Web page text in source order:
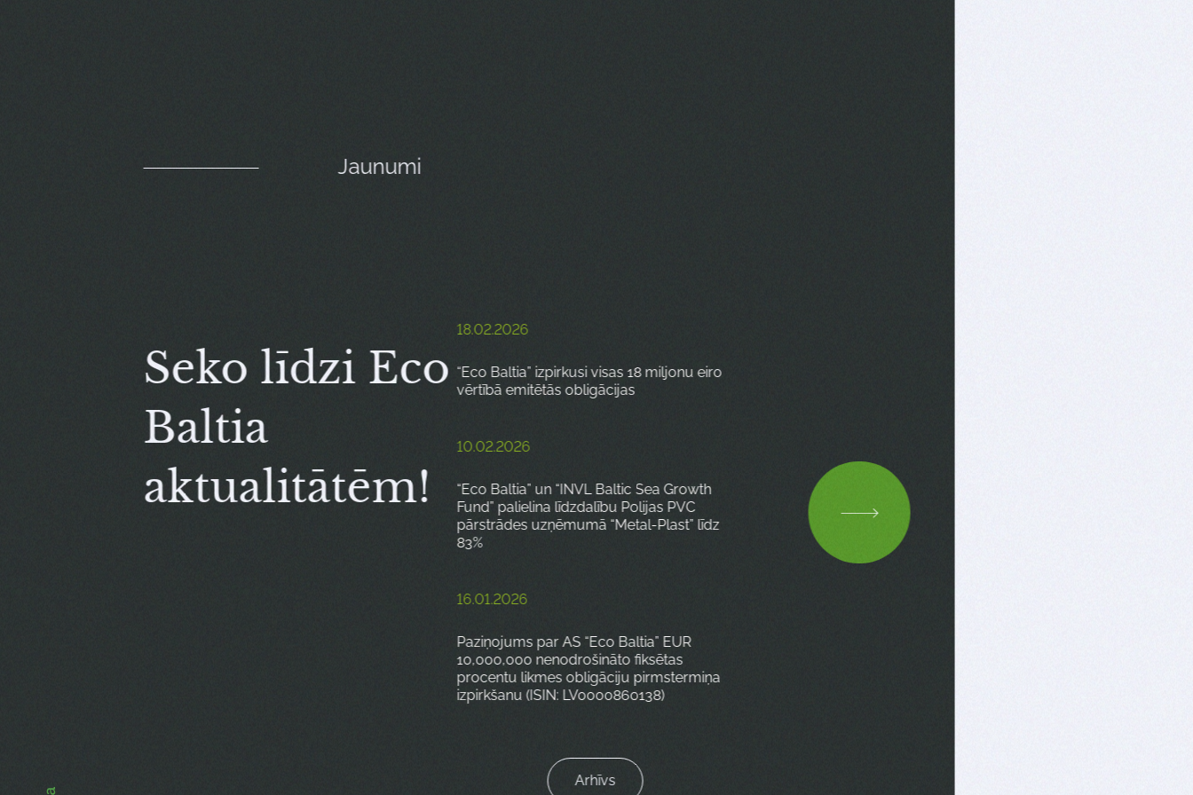
Jaunumi
Seko līdzi Eco
Baltia
aktualitātēm!
18.02.2026
“Eco Baltia” izpirkusi visas 18 miljonu eiro
vērtībā emitētās obligācijas
10.02.2026
“Eco Baltia” un “INVL Baltic Sea Growth
Fund” palielina līdzdalību Polijas PVC
pārstrādes uzņēmumā “Metal-Plast” līdz
83%
16.01.2026
Paziņojums par AS “Eco Baltia” EUR
10,000,000 nenodrošināto fiksētas
procentu likmes obligāciju pirmstermiņa
izpirkšanu (ISIN: LV0000860138)
Arhīvs